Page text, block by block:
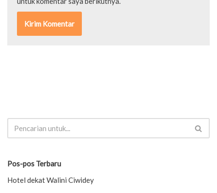
Pos-pos Terbaru
Hotel dekat Walini Ciwidey